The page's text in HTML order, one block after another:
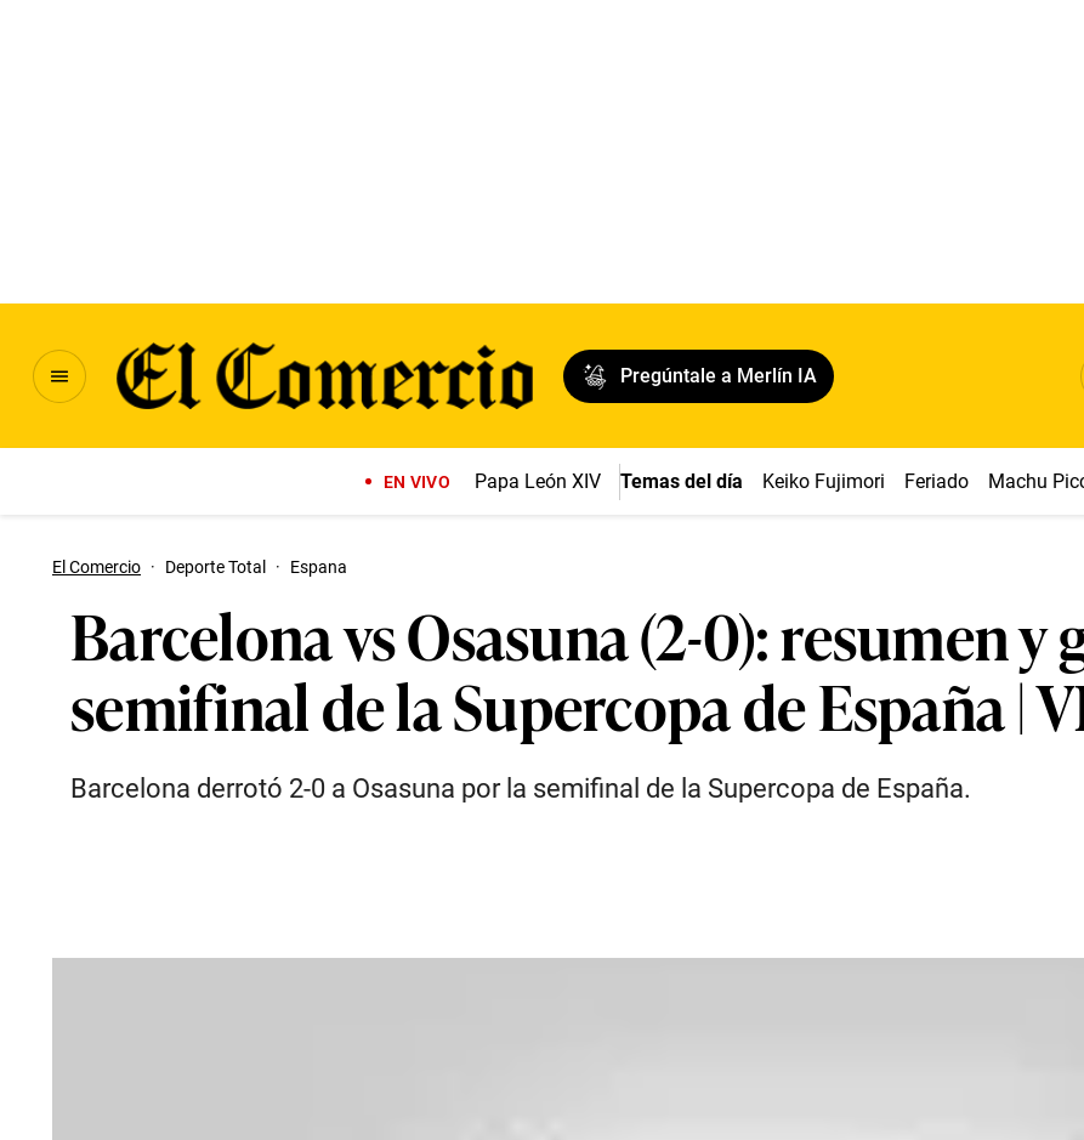
Pregúntale a Merlín IA
EN VIVO Papa León XIV Temas del día Keiko Fujimori Feriado Machu
El Comercio · Deporte Total · Espana
Barcelona vs Osasuna (2-0): resumen y
semifinal de la Supercopa de España |
Barcelona derrotó 2-0 a Osasuna por la semifinal de la Supercopa de España.